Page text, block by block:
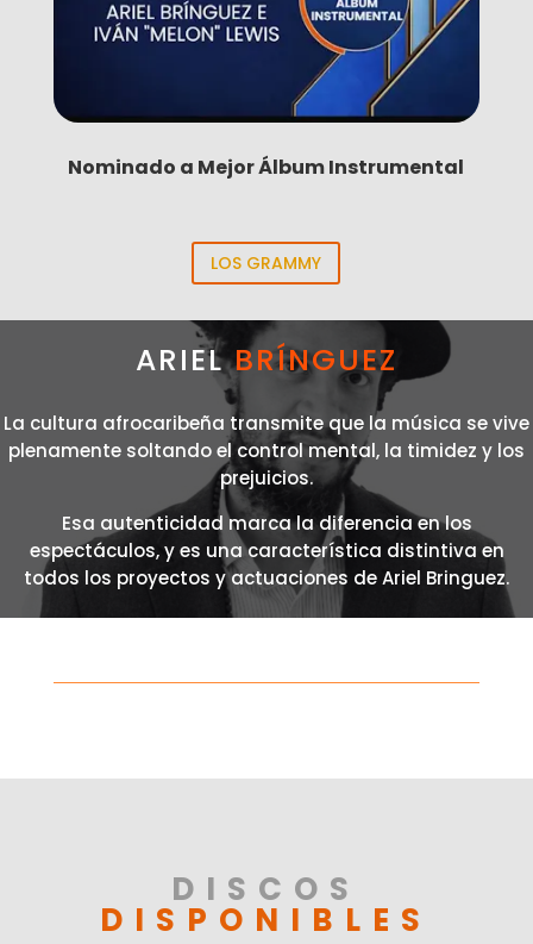
Nominado a Mejor Álbum Instrumental
LOS GRAMMY
ARIEL BRÍNGUEZ
La cultura afrocaribeña transmite que la música se vive
plenamente soltando el control mental, la timidez y los
prejuicios.
Esa autenticidad marca la diferencia en los
espectáculos, y es una característica distintiva en
todos los proyectos y actuaciones de Ariel Bringuez.
DISCOS
DISPONIBLES